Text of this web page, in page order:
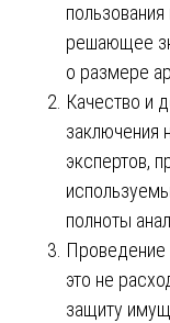
решающее
о размере
Качество и
заключения
экспертов,
полноты
Проведение
это не
защиту